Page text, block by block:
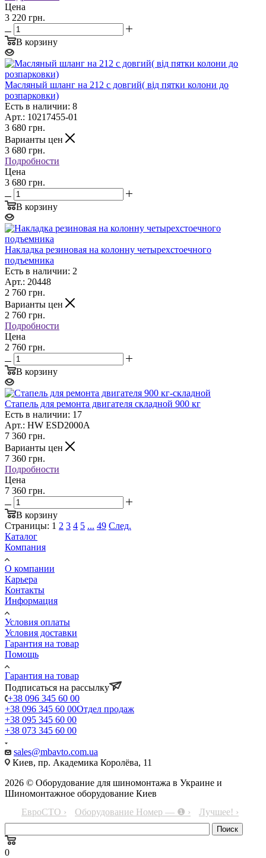
Цена
3 220 грн.
В корзину
Масляный шланг на 212 с довгий( від пятки колони до
розпарковки)
Есть в наличии: 8
Арт.: 10217455-01
3 680 грн.
Варианты цен
3 680 грн.
Подробности
Цена
3 680 грн.
В корзину
Накладка резиновая на колонну четырехстоечного
подъемника
Есть в наличии: 2
Арт.: 20448
2 760 грн.
Варианты цен
2 760 грн.
Подробности
Цена
2 760 грн.
В корзину
Стапель для ремонта двигателя складной 900 кг
Есть в наличии: 17
Арт.: HW ESD2000A
7 360 грн.
Варианты цен
7 360 грн.
Подробности
Цена
7 360 грн.
В корзину
Страницы: 1 2 3 4 5 ... 49 След.
Каталог
Компания
О компании
Карьера
Контакты
Информация
Условия оплаты
Условия доставки
Гарантия на товар
Помощь
Гарантия на товар
Подписаться на рассылку
+38 096 345 60 00
+38 096 345 60 00Отдел продаж
+38 095 345 60 00
+38 073 345 60 00
sales@mbavto.com.ua
Киев, пр. Академика Королёва, 11
2026 © Оборудование для шиномонтажа в Украине и
Шиномонтажное оборудование Киев
ЕвроСТО ›
Оборудование Номер — ❶ › Лучшее! ›
0